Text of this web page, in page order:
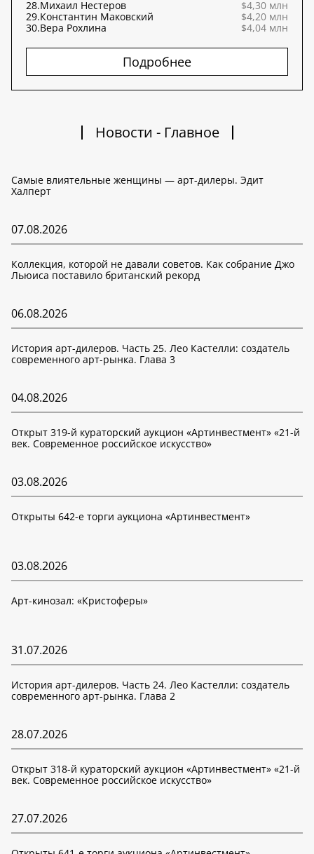
28.Михаил Нестеров
$4,30 млн
29.Константин Маковский
$4,20 млн
30.Вера Рохлина $4,04 млн
Подробнее
Новости - Главное
Самые влиятельные женщины — арт-дилеры. Эдит
Халперт
07.08.2026
Коллекция, которой не давали советов. Как собрание Джо
Льюиса поставило британский рекорд
06.08.2026
История арт-дилеров. Часть 25. Лео Кастелли: создатель
современного арт-рынка. Глава 3
04.08.2026
Открыт 319-й кураторский аукцион «Артинвестмент» «21-й
век. Современное российское искусство»
03.08.2026
Открыты 642-е торги аукциона «Артинвестмент»
03.08.2026
Арт-кинозал: «Кристоферы»
31.07.2026
История арт-дилеров. Часть 24. Лео Кастелли: создатель
современного арт-рынка. Глава 2
28.07.2026
Открыт 318-й кураторский аукцион «Артинвестмент» «21-й
век. Современное российское искусство»
27.07.2026